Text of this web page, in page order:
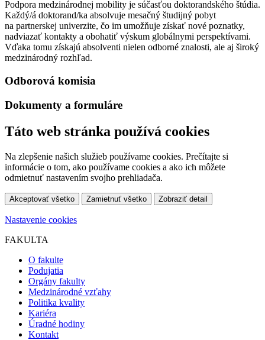
Podpora medzinárodnej mobility je súčasťou doktorandského štúdia.
Každý/á doktorand/ka absolvuje mesačný študijný pobyt
na partnerskej univerzite, čo im umožňuje získať nové poznatky,
nadviazať kontakty a obohatiť výskum globálnymi perspektívami.
Vďaka tomu získajú absolventi nielen odborné znalosti, ale aj široký
medzinárodný rozhľad.
Odborová komisia
Dokumenty a formuláre
Táto web stránka používá cookies
Na zlepšenie našich služieb používame cookies. Prečítajte si
informácie o tom, ako používame cookies a ako ich môžete
odmietnuť nastavením svojho prehliadača.
Akceptovať všetko Zamietnuť všetko Zobraziť detail
Nastavenie cookies
FAKULTA
O fakulte
Podujatia
Orgány fakulty
Medzinárodné vzťahy
Politika kvality
Kariéra
Úradné hodiny
Kontakt